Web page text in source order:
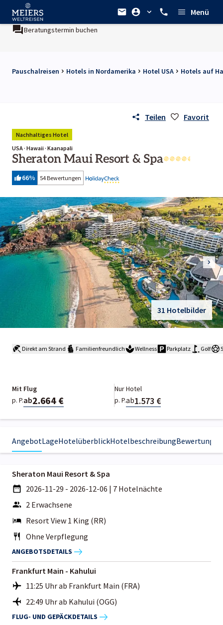
Menü
Beratungstermin buchen
Pauschalreisen Hotels in Nordamerika Hotel USA Hotels auf
Teilen Favorit
Nachhaltiges Hotel
USA · Hawaii · Kaanapali
Sheraton Maui Resort & Spa
66% 54 Bewertungen
31 Hotelbilder
Direkt am Strand Familienfreundlich Wellness Parkplatz Golf
Mit Flug
p. P.ab2.664 €
Nur Hotel
p. P.ab1.573 €
AngebotLageHotelüberblickHotelbeschreibungBewertungen
Sheraton Maui Resort & Spa
2026-11-29 - 2026-12-06 | 7 Hotelnächte
2 Erwachsene
Resort View 1 King (RR)
Ohne Verpflegung
ANGEBOTSDETAILS
Frankfurt Main - Kahului
11:25 Uhr ab Frankfurt Main (FRA)
22:49 Uhr ab Kahului (OGG)
FLUG- UND GEPÄCKDETAILS